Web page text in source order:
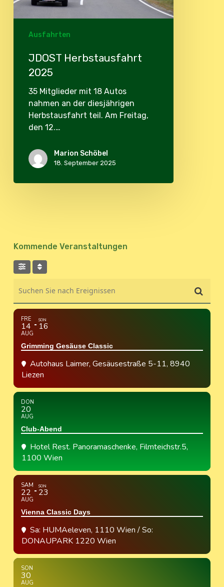
Ausfahrten
JDOST Herbstausfahrt
2025
35 Mitglieder mit 18 Autos
nahmen an der diesjährigen
Herbstausfahrt teil. Am Freitag,
den 12.…
Marion Schöbel
18. September 2025
Kommende Veranstaltungen
FRE
14
AUG
SON
16
Grimming Gesäuse Classic
Autohaus Laimer, Gesäusestraße 5-11, 8940
Liezen
DON
20
AUG
Club-Abend
Hotel Rest. Panoramaschenke, Filmteichstr.5,
1100 Wien
SAM
22
AUG
SON
23
Vienna Classic Days
Sa: HUMAeleven, 1110 Wien / So:
DONAUPARK 1220 Wien
SON
30
AUG